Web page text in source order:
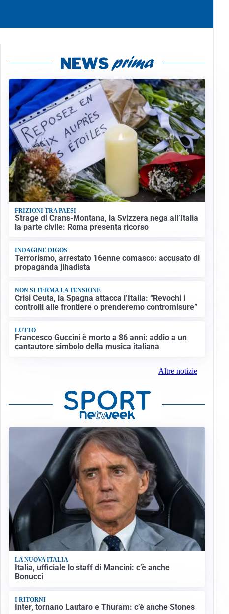
FRIZIONI TRA PAESI
Strage di Crans-Montana, la Svizzera nega all’Italia
la parte civile: Roma presenta ricorso
INDAGINE DIGOS
Terrorismo, arrestato 16enne comasco: accusato di
propaganda jihadista
NON SI FERMA LA TENSIONE
Crisi Ceuta, la Spagna attacca l’Italia: “Revochi i
controlli alle frontiere o prenderemo contromisure”
LUTTO
Francesco Guccini è morto a 86 anni: addio a un
cantautore simbolo della musica italiana
Altre notizie
LA NUOVA ITALIA
Italia, ufficiale lo staff di Mancini: c’è anche
Bonucci
I RITORNI
Inter, tornano Lautaro e Thuram: c’è anche Stones